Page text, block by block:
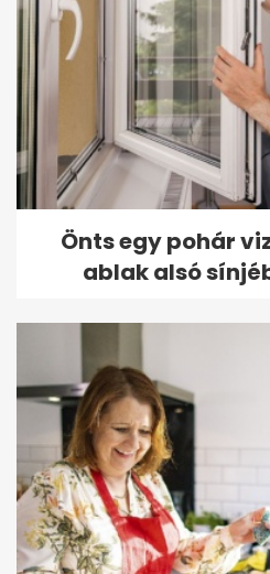
Önts egy pohár
ablak alsó